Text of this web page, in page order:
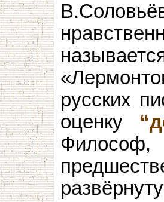
русских
оценку